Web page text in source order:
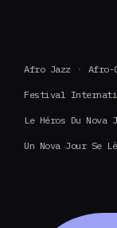
Afro Jazz Afro-
Festival
Le Héros Du Nova
Un Nova Jour Se